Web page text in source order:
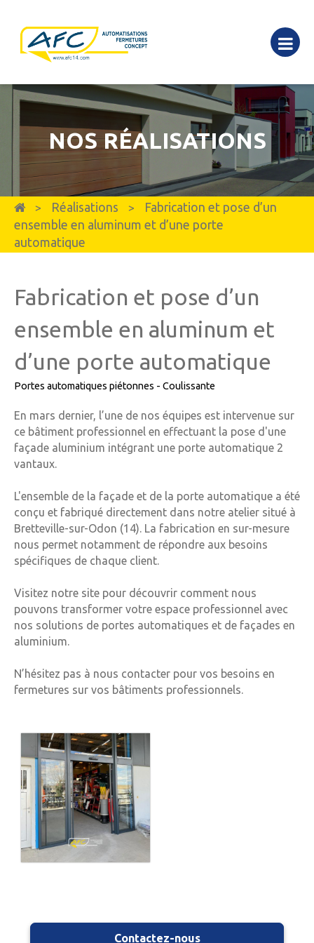
NOS RÉALISATIONS
> Réalisations >
Fabrication et pose d’un
ensemble en aluminum et d’une porte
automatique
Fabrication et pose d’un
ensemble en aluminum et
d’une porte automatique
Portes automatiques piétonnes - Coulissante
En mars dernier, l’une de nos équipes est intervenue sur
ce bâtiment professionnel en effectuant la pose d'une
façade aluminium intégrant une porte automatique 2
vantaux.
L'ensemble de la façade et de la porte automatique a été
conçu et fabriqué directement dans notre atelier situé à
Bretteville-sur-Odon (14). La fabrication en sur-mesure
nous permet notamment de répondre aux besoins
spécifiques de chaque client.
Visitez notre site pour découvrir comment nous
pouvons transformer votre espace professionnel avec
nos solutions de portes automatiques et de façades en
aluminium.
N’hésitez pas à nous contacter pour vos besoins en
fermetures sur vos bâtiments professionnels.
Contactez-nous